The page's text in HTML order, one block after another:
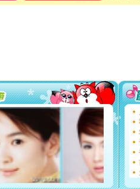
[圣诞节]
你太多
要平安！
[圣诞节]
能正大
都要快乐
[圣诞节]
如意,快
[元旦]
看
断电。
你是我